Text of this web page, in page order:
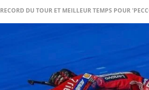
RECORD DU TOUR ET MEILLEUR TEMPS POUR